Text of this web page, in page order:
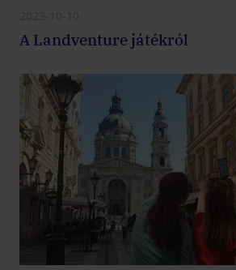
A Landventure játékról